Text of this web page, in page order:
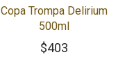
Copa Trompa Delirium
500ml
$403